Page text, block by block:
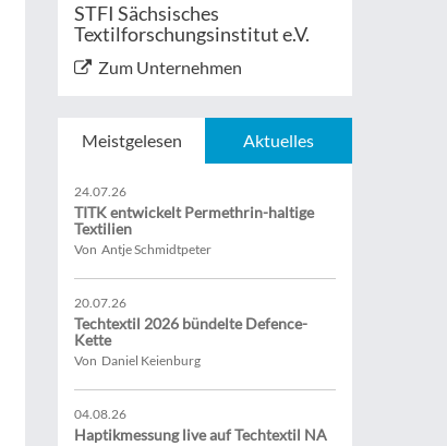
STFI Sächsisches
Textilforschungsinstitut e.V.
Zum Unternehmen
Meistgelesen Aktuelles
24.07.26
TITK entwickelt Permethrin-haltige
Textilien
Von Antje Schmidtpeter
20.07.26
Techtextil 2026 bündelte Defence-
Kette
Von Daniel Keienburg
04.08.26
Haptikmessung live auf Techtextil NA